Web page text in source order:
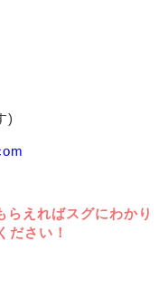
)
らえればスグにわかり
ださい！